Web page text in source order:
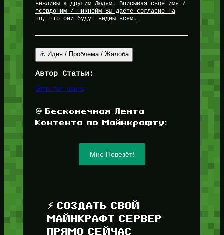
вежливы к другим Людям. Вписывая своё имя /
псевдоним / никнейм Вы даёте согласие на
то, что они будут видны всем.
⚠️ Идея / Проблема / Жалоба
Автор Статьи:
Пётр for_users
♾️ Бесконечная Лента
Контента по Майнкрафту:
Мне Повезёт!
⚡ СОЗДАТЬ СВОЙ
МАЙНКРАФТ СЕРВЕР
ПРЯМО СЕЙЧАС